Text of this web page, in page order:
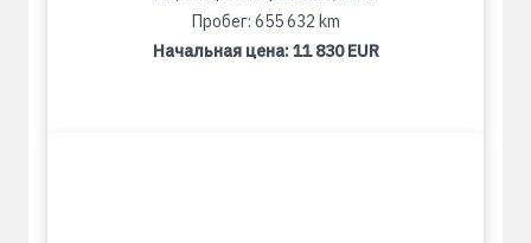
Пробег: 655 632 km
Начальная цена:11 830 EUR